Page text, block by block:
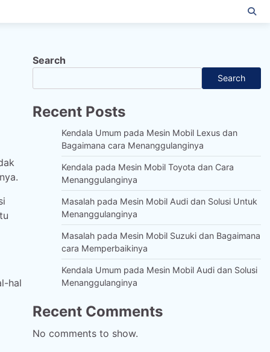
hal
Search
Search
Recent Posts
Kendala Umum pada Mesin Mobil Lexus dan
Bagaimana cara Menanggulanginya
Kendala pada Mesin Mobil Toyota dan Cara
Menanggulanginya
Masalah pada Mesin Mobil Audi dan Solusi Untuk
Menanggulanginya
Masalah pada Mesin Mobil Suzuki dan Bagaimana
cara Memperbaikinya
Kendala Umum pada Mesin Mobil Audi dan Solusi
Menanggulanginya
Recent Comments
No comments to show.